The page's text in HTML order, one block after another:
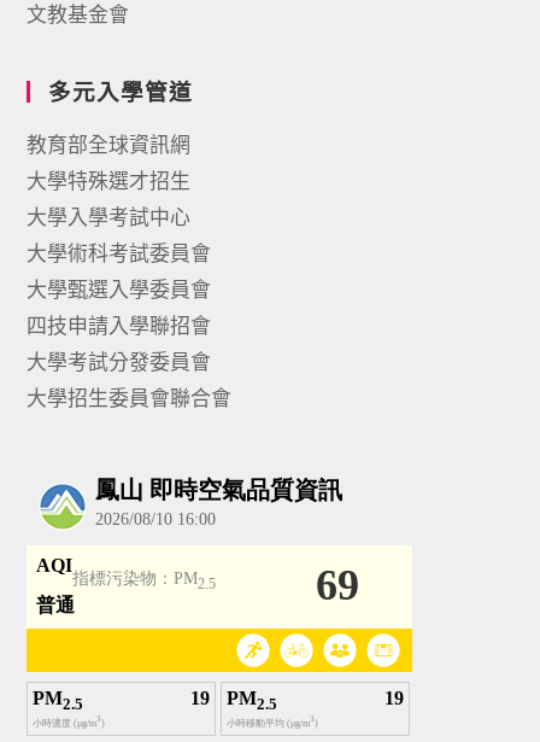
文教基金會
多元入學管道
教育部全球資訊網
大學特殊選才招生
大學入學考試中心
大學術科考試委員會
大學甄選入學委員會
四技申請入學聯招會
大學考試分發委員會
大學招生委員會聯合會